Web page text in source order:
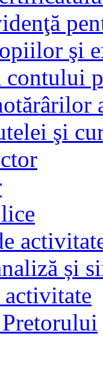
şi
şi
și
activitate